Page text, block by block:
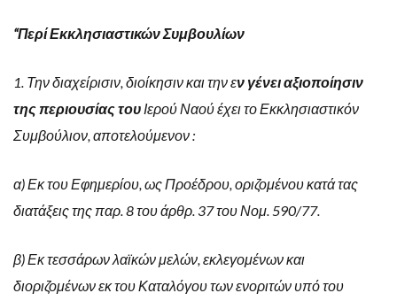
“Περί Εκκλησιαστικών Συμβουλίων
1. Την διαχείρισιν, διοίκησιν και την εν γένει αξιοποίησιν
της περιουσίας του Ιερού Ναού έχει το Εκκλησιαστικόν
Συμβούλιον, αποτελούμενον :
α) Εκ του Εφημερίου, ως Προέδρου, οριζομένου κατά τας
διατάξεις της παρ. 8 του άρθρ. 37 του Νομ. 590/77.
β) Εκ τεσσάρων λαϊκών μελών, εκλεγομένων και
διοριζομένων εκ του Καταλόγου των ενοριτών υπό του